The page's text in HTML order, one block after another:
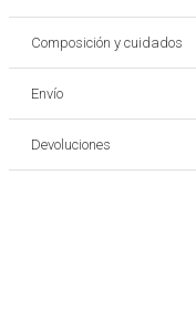
Composición y cuidados
Envío
Devoluciones